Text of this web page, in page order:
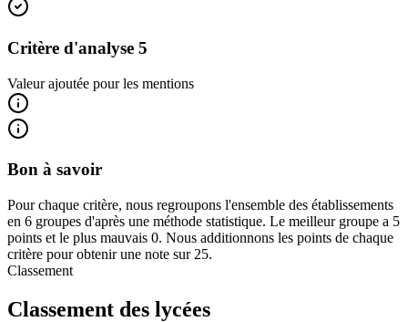
Critère d'analyse 5
Valeur ajoutée pour les mentions
Bon à savoir
Pour chaque critère, nous regroupons l'ensemble des établissements
en 6 groupes d'après une méthode statistique. Le meilleur groupe a 5
points et le plus mauvais 0. Nous additionnons les points de chaque
critère pour obtenir une note sur 25.
Classement
Classement des lycées